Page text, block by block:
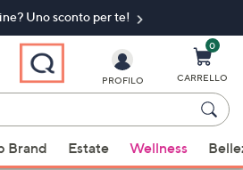
Uno sconto per te!​
PROFILO
0
CARRELLO
Brand Estate Wellness